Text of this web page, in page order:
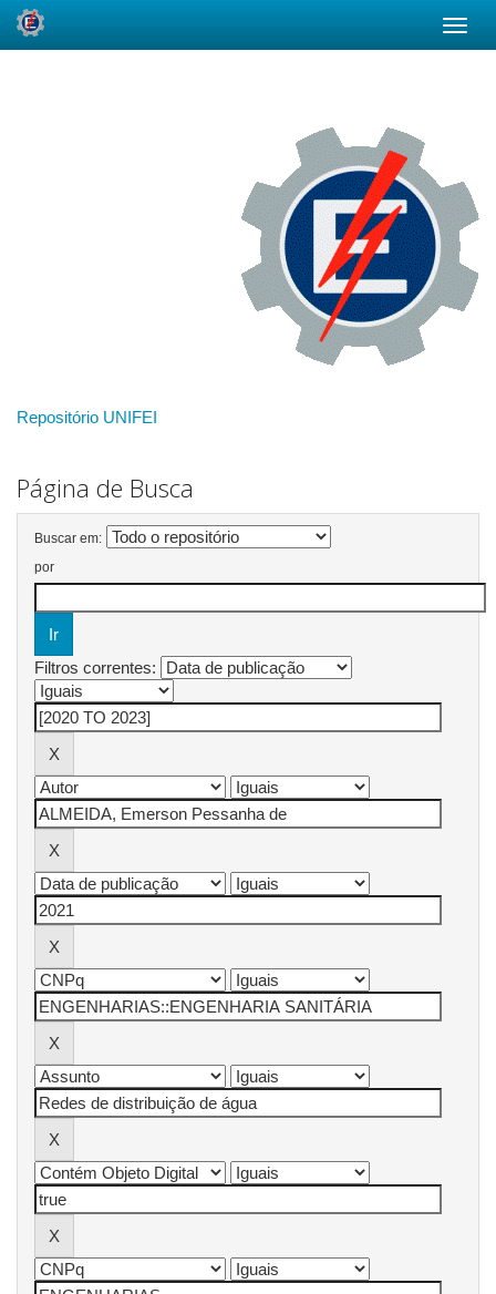
Repositório UNIFEI
Página de Busca
Buscar em:
por
Filtros correntes: